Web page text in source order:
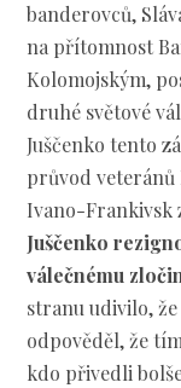
banderovců,
na přítomnost
Kolomojským,
druhé světové
Juščenko tento
průvod veteránů
Ivano-Frankivsk
Juščenko
válečnému
stranu udivilo,
odpověděl, že
kdo přivedli